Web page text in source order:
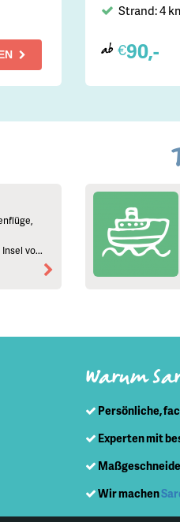
Strand: 4
ab €90,-
vo...
Warum
Persönliche,
Experten mit
Wir machen